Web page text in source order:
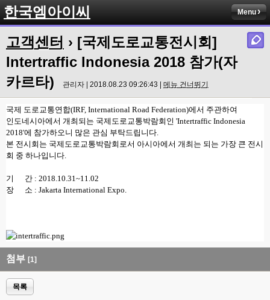
한국엠아이씨 Menu
고객센터 › [국제도로교통전시회]
Intertraffic Indonesia 2018 참가(자
카르타)
관리자 | 2018.08.23 09:26:43 | 메뉴 건너뛰기
국제 도로교통연합(IRF, International Road Federation)에서 주관하여
인도네시아에서 개최되는 국제도로교통박람회인 'Intertraffic Indonesia
2018'에 참가하오니 많은 관심 부탁드립니다.
본 전시회는 국제도로교통박람회로서 아시아에서 개최는 되는 가장 큰 전시
회 중 하나입니다.
기 간 : 2018.10.31~11.02
장 소 : Jakarta International Expo.
첨부 [1]
목록